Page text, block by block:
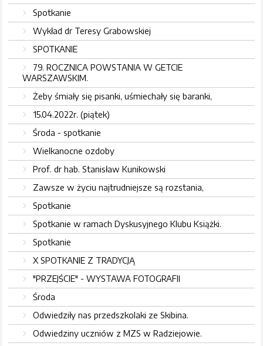
Spotkanie
Wykład dr Teresy Grabowskiej
SPOTKANIE
79. ROCZNICA POWSTANIA W GETCIE
WARSZAWSKIM.
Żeby śmiały się pisanki, uśmiechały się baranki,
15.04.2022r. (piątek)
Środa - spotkanie
Wielkanocne ozdoby
Prof. dr hab. Stanisław Kunikowski
Zawsze w życiu najtrudniejsze są rozstania,
Spotkanie
Spotkanie w ramach Dyskusyjnego Klubu Książki.
Spotkanie
X SPOTKANIE Z TRADYCJĄ
"PRZEJŚCIE" - WYSTAWA FOTOGRAFII
Środa
Odwiedziły nas przedszkolaki ze Skibina.
Odwiedziny uczniów z MZS w Radziejowie.